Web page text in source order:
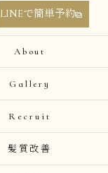
LINEで簡単予約
About
Gallery
Recruit
髪質改善